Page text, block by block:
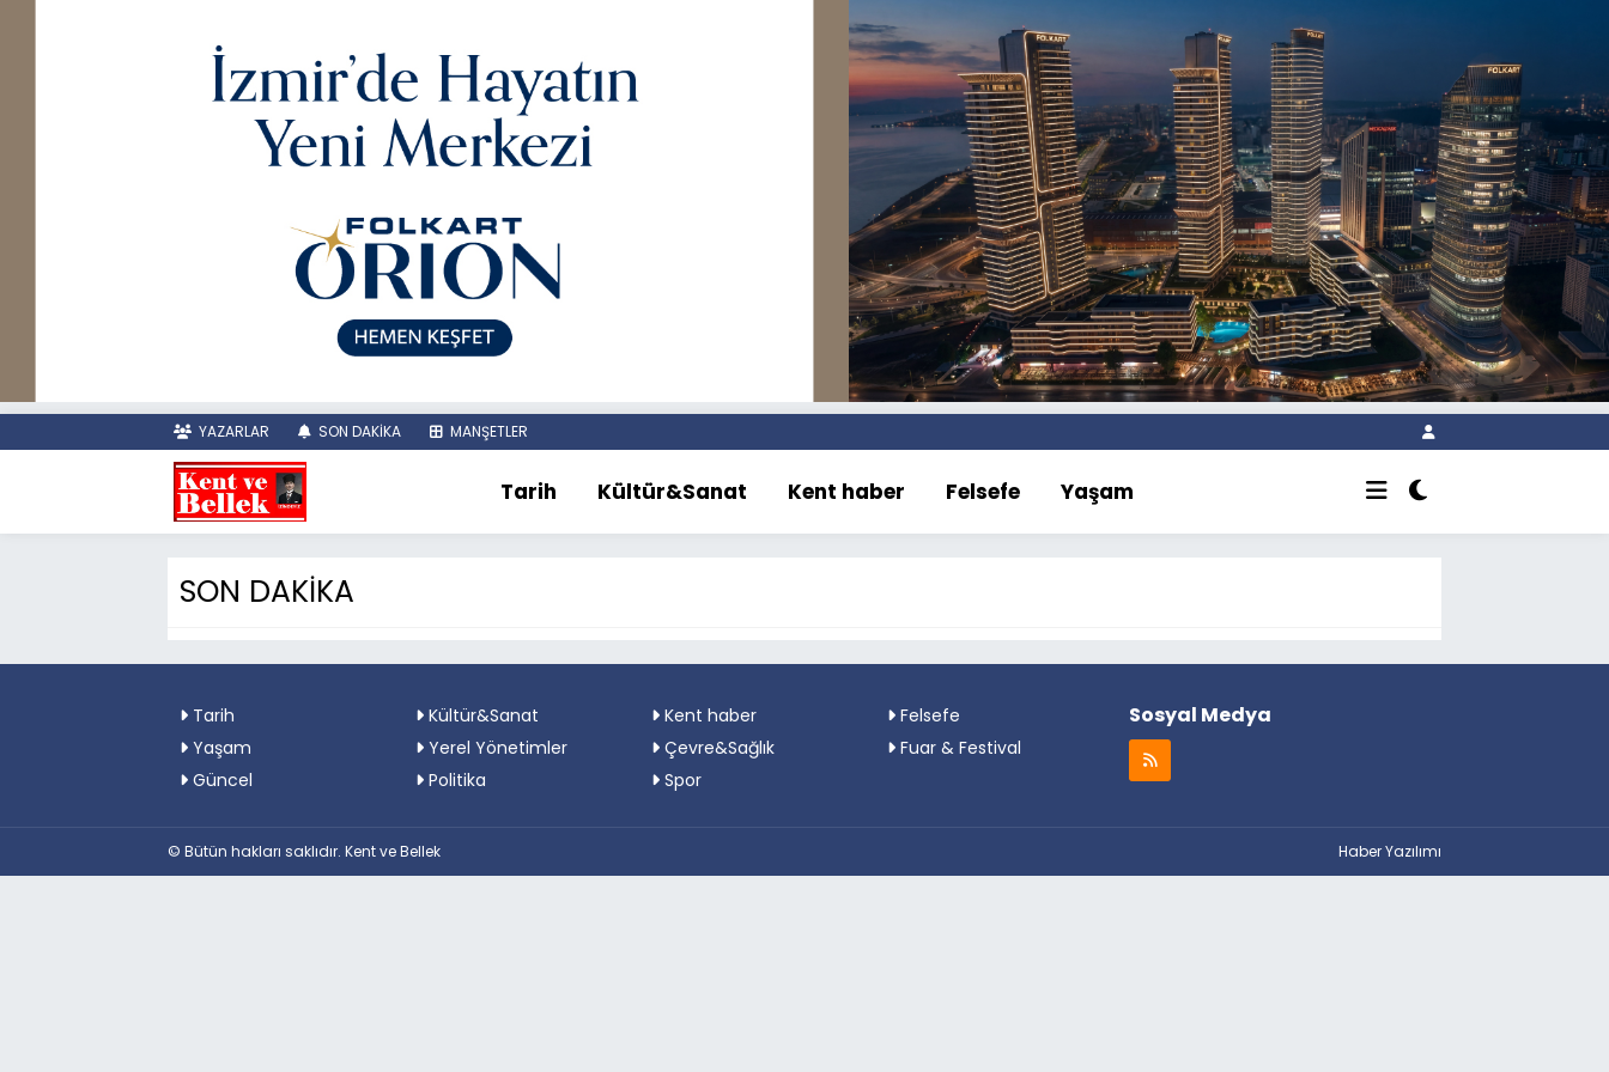
YAZARLAR SON DAKİKA MANŞETLER
Tarih Kültür&Sanat Kent haber Felsefe Yaşam
SON DAKİKA
Tarih Kültür&Sanat Kent haber
Felsefe
Yaşam
Yerel Yönetimler Çevre&Sağlık
Fuar & Festival
Güncel
Politika Spor
Sosyal Medya
© Bütün hakları saklıdır. Kent ve Bellek Haber Yazılımı